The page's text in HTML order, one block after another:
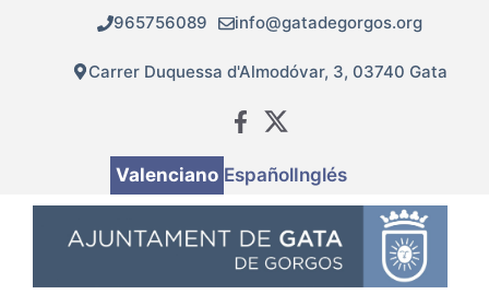
contingut
965756089 info@gatadegorgos.org
Carrer Duquessa d'Almodóvar, 3, 03740 Gata
Valenciano EspañolInglés